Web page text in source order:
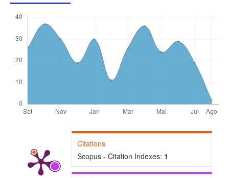
Citations
Scopus - Citation Indexes: 1